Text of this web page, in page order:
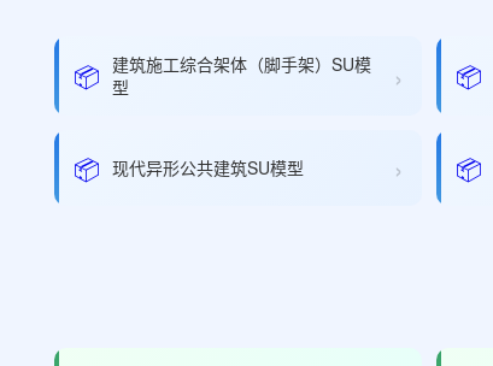
📦 建筑施工综合架体（脚手架）SU模
型
› 📦
📦 现代异形公共建筑SU模型 › 📦